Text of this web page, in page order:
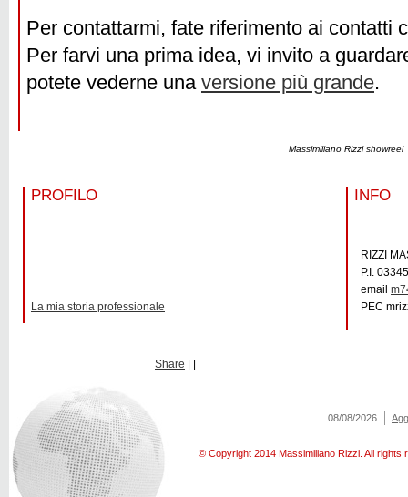
Per contattarmi, fate riferimento ai contatti
Per farvi una prima idea, vi invito a
potete vederne una versione più grande.
Massimiliano Rizzi showreel
PROFILO
La mia storia professionale
INFO
RIZZI
P.I.
email
PEC
Share
08/08/2026
© Copyright 2014 Massimiliano Rizzi. All